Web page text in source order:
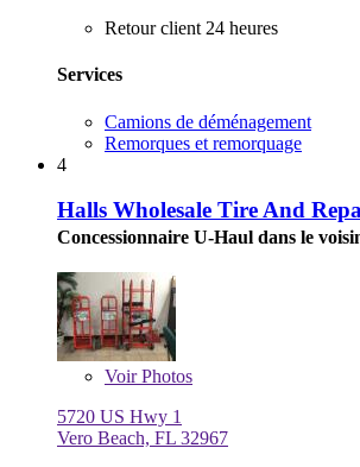
Retour client 24 heures
Services
Camions de déménagement
Remorques et remorquage
4
Halls Wholesale Tire And
Concessionnaire U-Haul dans le
VoirPhotos
5720 US Hwy 1
Vero Beach, FL 32967